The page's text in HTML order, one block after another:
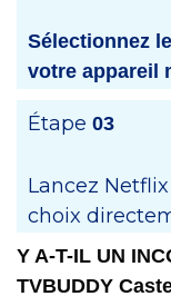
Sélectionnez
votre appareil
Étape 03
Lancez
choix
Y A-T-IL UN
TVBUDDY